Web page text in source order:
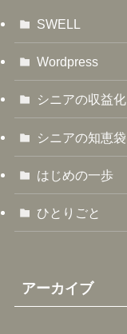
SWELL
Wordpress
シニアの収益化
シニアの知恵袋
はじめの一歩
ひとりごと
アーカイブ